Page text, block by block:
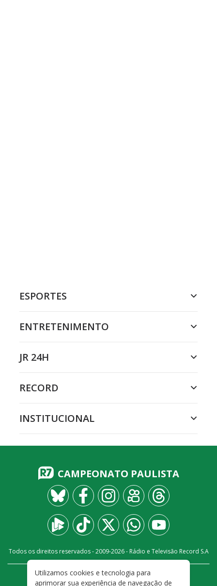
ESPORTES
ENTRETENIMENTO
JR 24H
RECORD
INSTITUCIONAL
CAMPEONATO PAULISTA
Todos os direitos reservados - 2009-2026- Rádio e Televisão Record S.A
FALE CONOSCO PRIVACIDADE
Utilizamos cookies e tecnologia para
aprimorar sua experiência de navegação de